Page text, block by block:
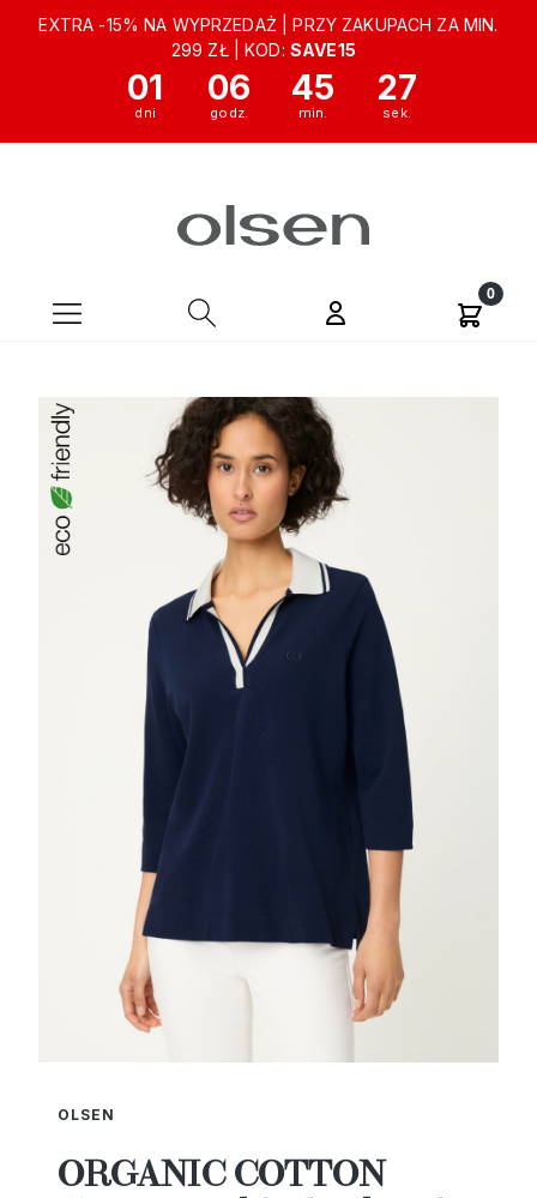
EXTRA -15% NA WYPRZEDAŻ | PRZY ZAKUPACH ZA MIN.
299 ZŁ | KOD: SAVE15
01 06 45 27
OLSEN
ORGANIC COTTON